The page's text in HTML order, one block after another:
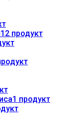
12 продукт
1 продукт